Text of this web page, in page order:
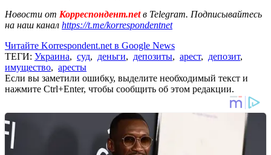
Новости от Корреспондент.netв Telegram. Подписывайтесь
на наш канал https://t.me/korrespondentnet
Читайте Korrespondent.net в Google News
ТЕГИ: Украина, суд, деньги, депозиты, арест, депозит,
имущество, аресты
Если вы заметили ошибку, выделите необходимый текст и
нажмите Ctrl+Enter, чтобы сообщить об этом редакции.